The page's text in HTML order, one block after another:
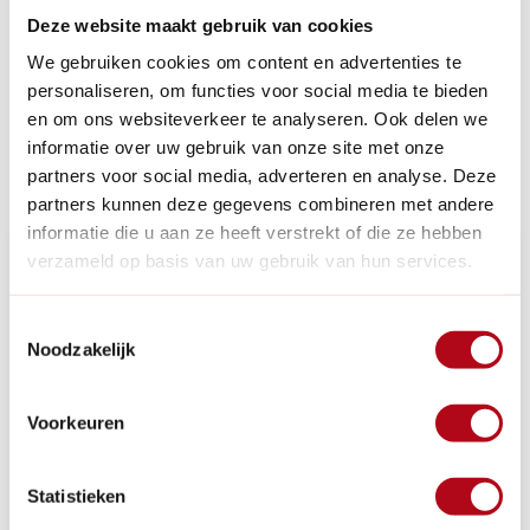
Deze website maakt gebruik van cookies
We gebruiken cookies om content en advertenties te
personaliseren, om functies voor social media te bieden
en om ons websiteverkeer te analyseren. Ook delen we
informatie over uw gebruik van onze site met onze
partners voor social media, adverteren en analyse. Deze
partners kunnen deze gegevens combineren met andere
informatie die u aan ze heeft verstrekt of die ze hebben
verzameld op basis van uw gebruik van hun services.
Noodzakelijk
Voorkeuren
Statistieken
Recente artikelen